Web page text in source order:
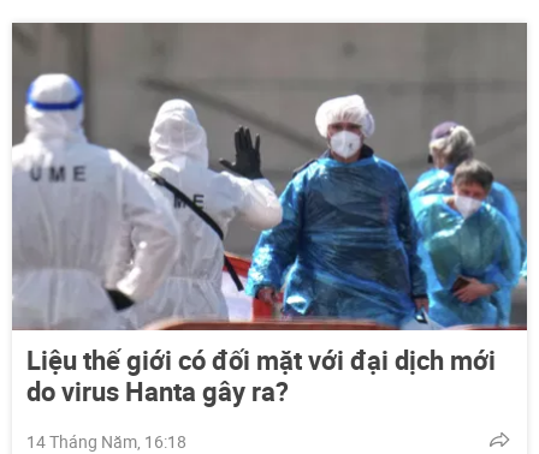
Liệu thế giới có đối mặt với đại dịch mới
do virus Hanta gây ra?
14 Tháng Năm, 16:18